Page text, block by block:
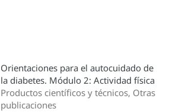
Orientaciones para el autocuidado de
la diabetes. Módulo 2: Actividad física
Productos científicos y técnicos, Otras
publicaciones